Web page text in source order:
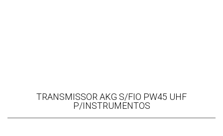
TRANSMISSOR AKG S/FIO PW45 UHF
P/INSTRUMENTOS